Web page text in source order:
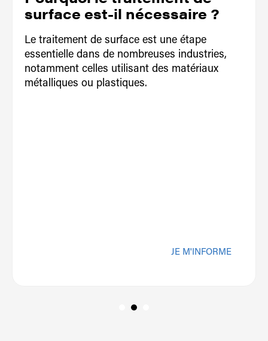
surface est-il nécessaire ?
Le traitement de surface est une étape
essentielle dans de nombreuses industries,
notamment celles utilisant des matériaux
métalliques ou plastiques.
JE M'INFORME